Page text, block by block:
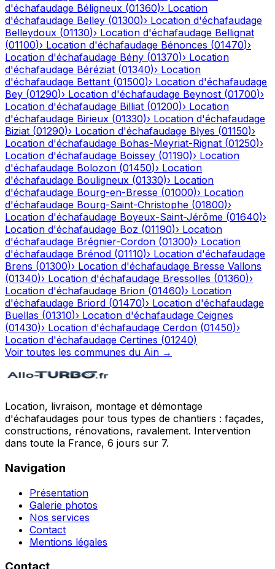
d'échafaudage Béligneux (01360)› Location
d'échafaudage Belley (01300)› Location d'échafaudage
Belleydoux (01130)› Location d'échafaudage Bellignat
(01100)› Location d'échafaudage Bénonces (01470)›
Location d'échafaudage Bény (01370)› Location
d'échafaudage Béréziat (01340)› Location
d'échafaudage Bettant (01500)› Location d'échafaudage
Bey (01290)› Location d'échafaudage Beynost (01700)›
Location d'échafaudage Billiat (01200)› Location
d'échafaudage Birieux (01330)› Location d'échafaudage
Biziat (01290)› Location d'échafaudage Blyes (01150)›
Location d'échafaudage Bohas-Meyriat-Rignat (01250)›
Location d'échafaudage Boissey (01190)› Location
d'échafaudage Bolozon (01450)› Location
d'échafaudage Bouligneux (01330)› Location
d'échafaudage Bourg-en-Bresse (01000)› Location
d'échafaudage Bourg-Saint-Christophe (01800)›
Location d'échafaudage Boyeux-Saint-Jérôme (01640)›
Location d'échafaudage Boz (01190)› Location
d'échafaudage Brégnier-Cordon (01300)› Location
d'échafaudage Brénod (01110)› Location d'échafaudage
Brens (01300)› Location d'échafaudage Bresse Vallons
(01340)› Location d'échafaudage Bressolles (01360)›
Location d'échafaudage Brion (01460)› Location
d'échafaudage Briord (01470)› Location d'échafaudage
Buellas (01310)› Location d'échafaudage Ceignes
(01430)› Location d'échafaudage Cerdon (01450)›
Location d'échafaudage Certines (01240)
Voir toutes les communes du Ain →
Location, livraison, montage et démontage
d'échafaudages pour tous types de chantiers : façades,
constructions, rénovations, ravalement. Intervention
dans toute la France, 6 jours sur 7.
Navigation
Présentation
Galerie photos
Nos services
Contact
Mentions légales